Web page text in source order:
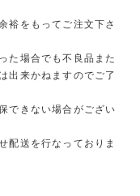
裕をもってご注文下さ
た場合でも不良品また
出来かねますのでご了
できない場合がござい
配送を行なっておりま